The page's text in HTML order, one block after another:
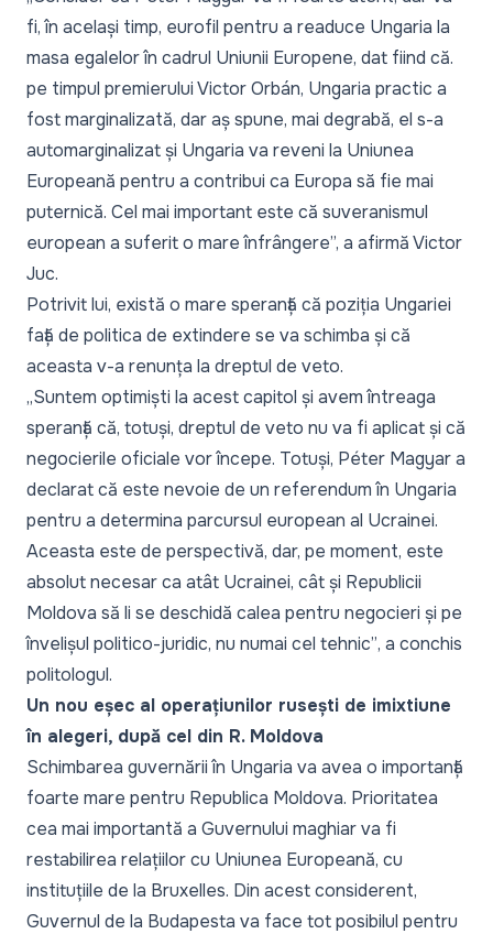
fi, în același timp, eurofil pentru a readuce Ungaria la
masa egalelor în cadrul Uniunii Europene, dat fiind că.
pe timpul premierului Victor Orbán, Ungaria practic a
fost marginalizată, dar aș spune, mai degrabă, el s-a
automarginalizat și Ungaria va reveni la Uniunea
Europeană pentru a contribui ca Europa să fie mai
puternică. Cel mai important este că suveranismul
european a suferit o mare înfrângere”, a afirmă Victor
Juc.
Potrivit lui, există o mare speranță că poziția Ungariei
față de politica de extindere se va schimba și că
aceasta v-a renunța la dreptul de veto.
„Suntem optimiști la acest capitol și avem întreaga
speranță că, totuși, dreptul de veto nu va fi aplicat și că
negocierile oficiale vor începe. Totuși, Péter Magyar a
declarat că este nevoie de un referendum în Ungaria
pentru a determina parcursul european al Ucrainei.
Aceasta este de perspectivă, dar, pe moment, este
absolut necesar ca atât Ucrainei, cât și Republicii
Moldova să li se deschidă calea pentru negocieri și pe
învelișul politico-juridic, nu numai cel tehnic”, a conchis
politologul.
Un nou eșec al operațiunilor rusești de imixtiune
în alegeri, după cel din R. Moldova
Schimbarea guvernării în Ungaria va avea o importanță
foarte mare pentru Republica Moldova. Prioritatea
cea mai importantă a Guvernului maghiar va fi
restabilirea relațiilor cu Uniunea Europeană, cu
instituțiile de la Bruxelles. Din acest considerent,
Guvernul de la Budapesta va face tot posibilul pentru